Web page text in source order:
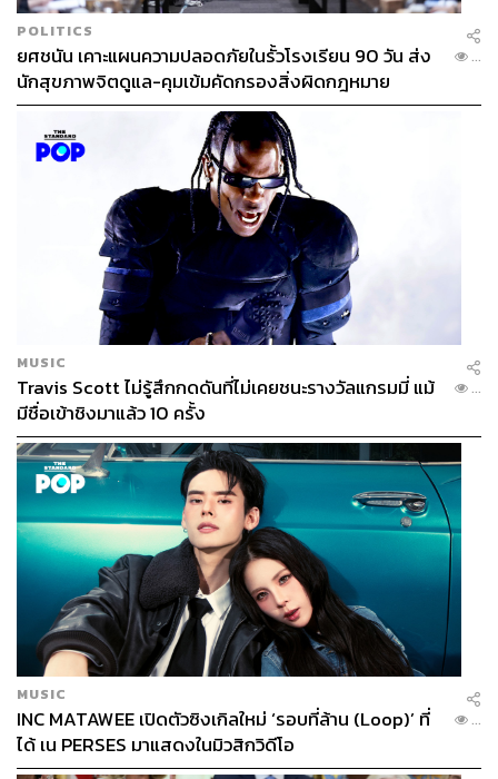
POLITICS
ยศชนัน เคาะแผนความปลอดภัยในรั้วโรงเรียน 90 วัน ส่ง
นักสุขภาพจิตดูแล-คุมเข้มคัดกรองสิ่งผิดกฎหมาย
...
MUSIC
Travis Scott ไม่รู้สึกกดดันที่ไม่เคยชนะรางวัลแกรมมี่ แม้
มีชื่อเข้าชิงมาแล้ว 10 ครั้ง
...
MUSIC
INC MATAWEE เปิดตัวซิงเกิลใหม่ ‘รอบที่ล้าน (Loop)’ ที่
ได้ เน PERSES มาแสดงในมิวสิกวิดีโอ
...